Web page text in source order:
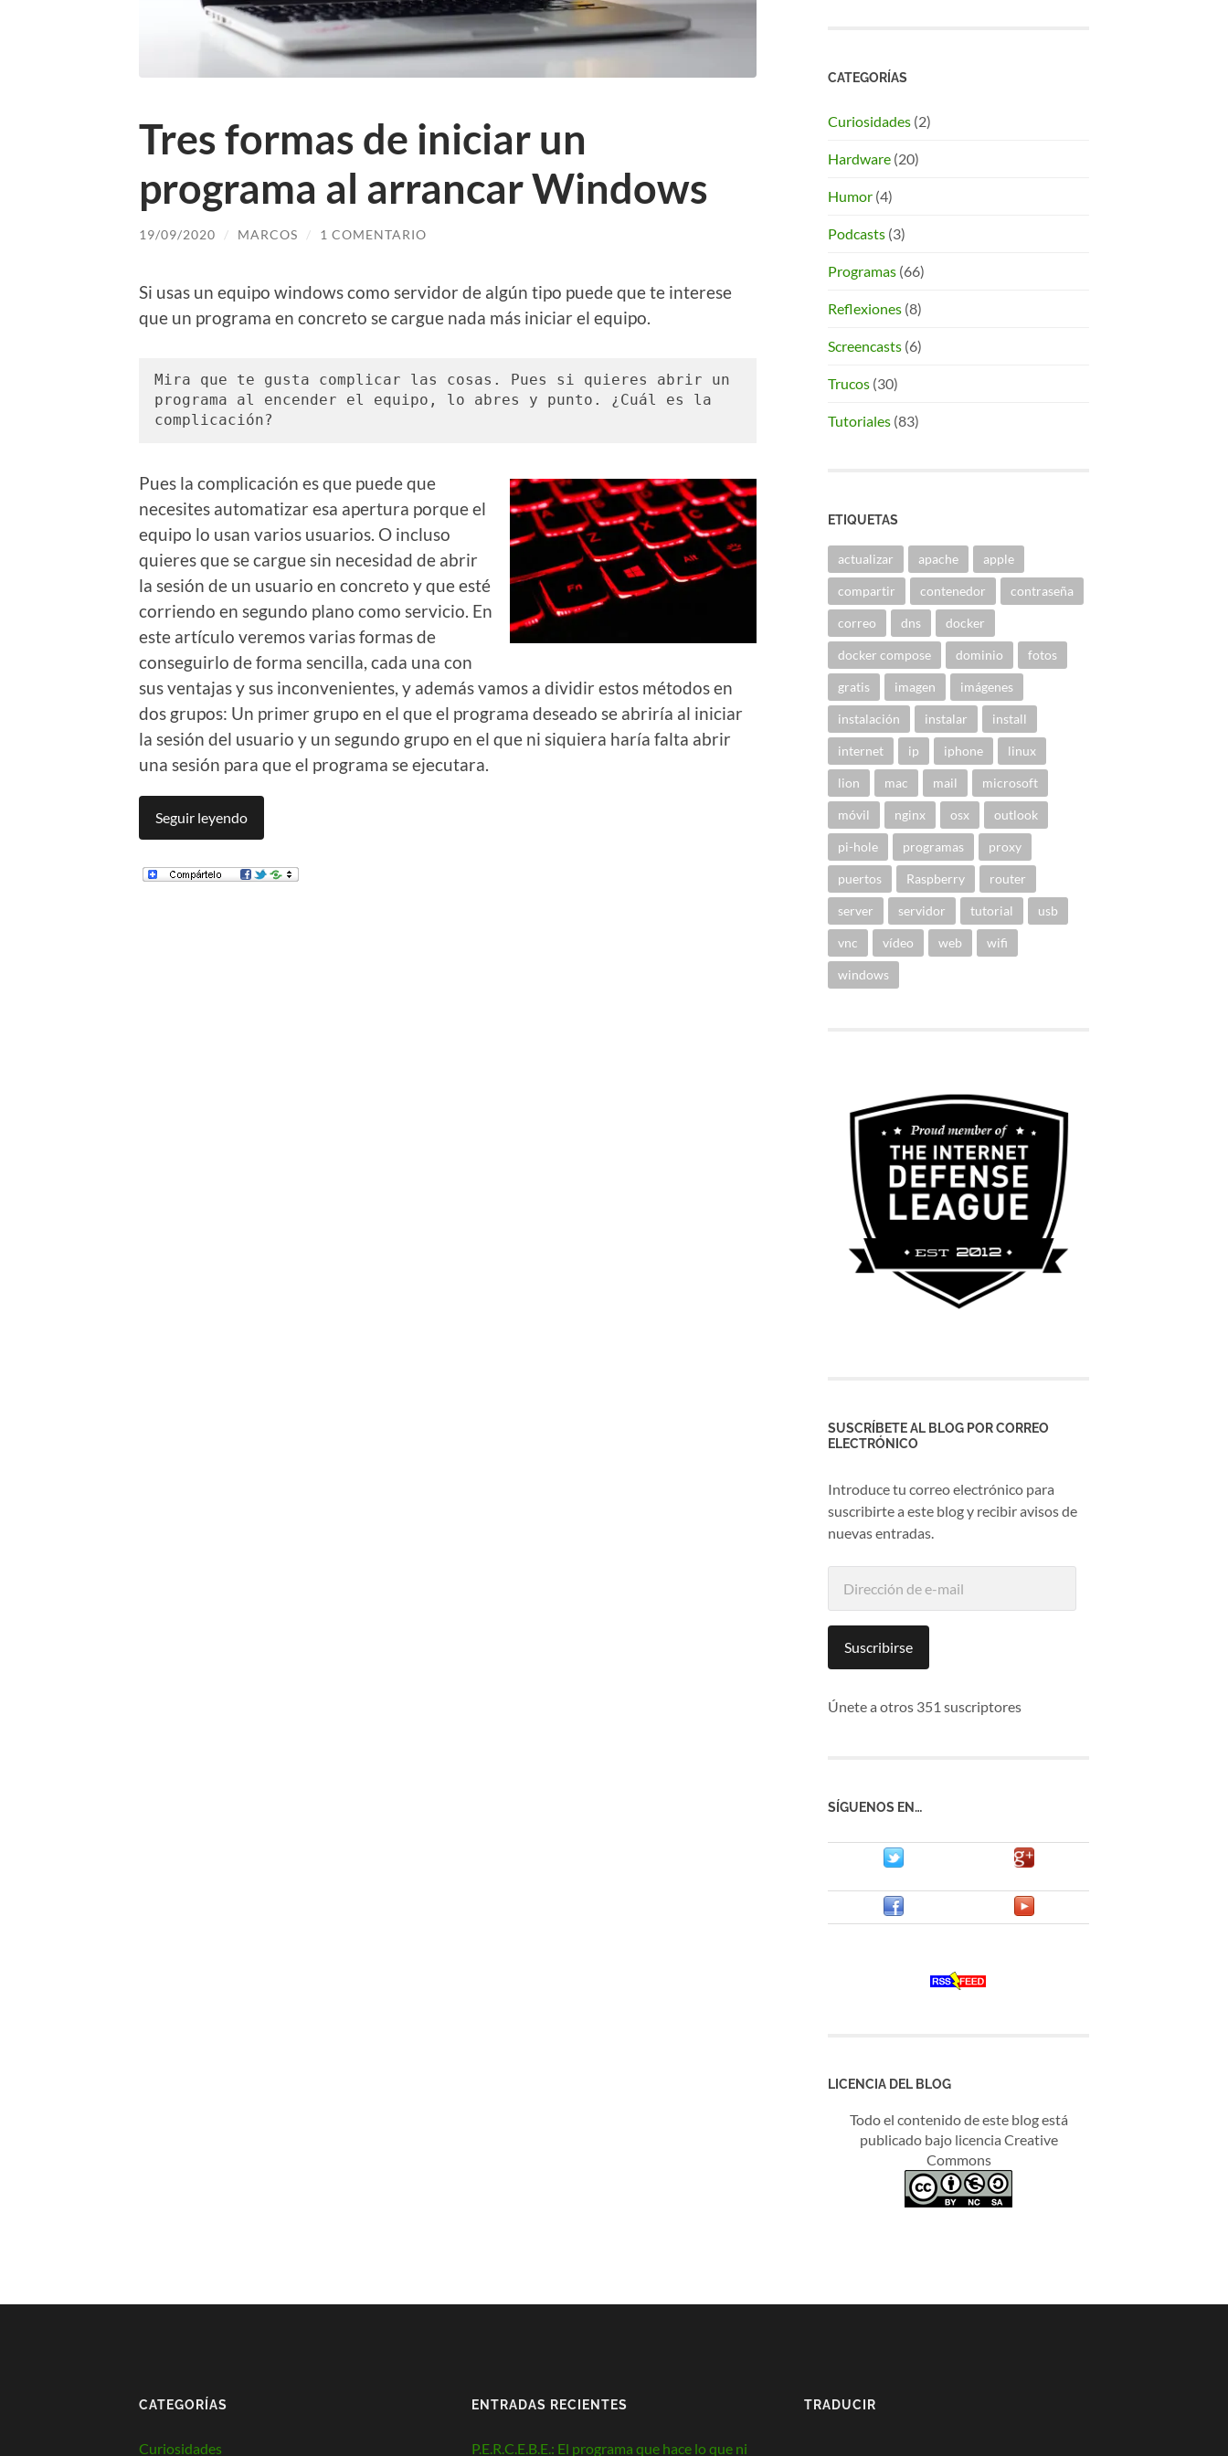
Tres formas de iniciar un
programa al arrancar Windows
19/09/2020 / MARCOS / 1 COMENTARIO
Si usas un equipo windows como servidor de algún tipo puede que te interese
que un programa en concreto se cargue nada más iniciar el equipo.
Mira que te gusta complicar las cosas. Pues si quieres abrir un
programa al encender el equipo, lo abres y punto. ¿Cuál es la
complicación?
Pues la complicación es que puede que
necesites automatizar esa apertura porque el
equipo lo usan varios usuarios. O incluso
quieres que se cargue sin necesidad de abrir
la sesión de un usuario en concreto y que esté
corriendo en segundo plano como servicio. En
este artículo veremos varias formas de
conseguirlo de forma sencilla, cada una con
sus ventajas y sus inconvenientes, y además vamos a dividir estos métodos en
dos grupos: Un primer grupo en el que el programa deseado se abriría al iniciar
la sesión del usuario y un segundo grupo en el que ni siquiera haría falta abrir
una sesión para que el programa se ejecutara.
Seguir leyendo
CATEGORÍAS
Curiosidades (2)
Hardware (20)
Humor (4)
Podcasts (3)
Programas (66)
Reflexiones (8)
Screencasts (6)
Trucos (30)
Tutoriales (83)
ETIQUETAS
actualizar apache apple
compartir contenedor contraseña
correo dns docker
docker compose dominio fotos
gratis imagen imágenes
instalación instalar install
internet ip iphone linux
lion mac mail microsoft
móvil nginx osx outlook
pi-hole programas proxy
puertos Raspberry router
server servidor tutorial usb
vnc vídeo web wifi
windows
SUSCRÍBETE AL BLOG POR CORREO
ELECTRÓNICO
Introduce tu correo electrónico para
suscribirte a este blog y recibir avisos de
nuevas entradas.
mailSuscribirse
Únete a otros 351 suscriptores
SÍGUENOS EN…
LICENCIA DEL BLOG
Todo el contenido de este blog está
publicado bajo licencia Creative
Commons
CATEGORÍAS
Curiosidades
ENTRADAS RECIENTES
P.E.R.C.E.B.E.: El programa que hace lo que ni
TRADUCIR